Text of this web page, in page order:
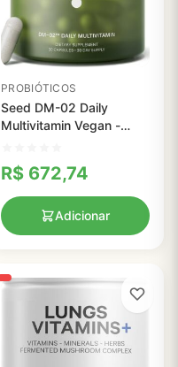
PROBIÓTICOS
Seed DM-02 Daily
Multivitamin Vegan -
Saúde Completa
R$ 672,74
Adicionar